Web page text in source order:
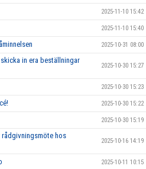
2025-11-10 15:42
2025-11-10 15:40
2025-10-31 08:00
in era beställningar
2025-10-30 15:27
2025-10-30 15:23
2025-10-30 15:22
2025-10-30 15:19
hos
2025-10-16 14:19
2025-10-11 10:15